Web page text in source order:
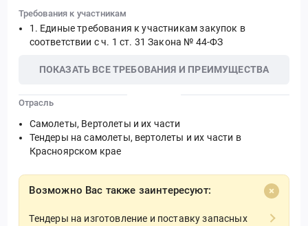
Требования к участникам
Единые требования к участникам закупок в
соответствии с ч. 1 ст. 31 Закона № 44-ФЗ
ПОКАЗАТЬ ВСЕ ТРЕБОВАНИЯ И ПРЕИМУЩЕСТВА
Отрасль
Самолеты, Вертолеты и их части
Тендеры на самолеты, вертолеты и их части в
Красноярском крае
Возможно Вас также заинтересуют:
Тендеры на изготовление и поставку запасных